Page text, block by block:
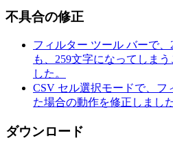
不具合の修正
フィルター ツール バーで
も、259文字になってしま
した。
CSV セル選択モードで、フ
た場合の動作を修正しました
ダウンロード